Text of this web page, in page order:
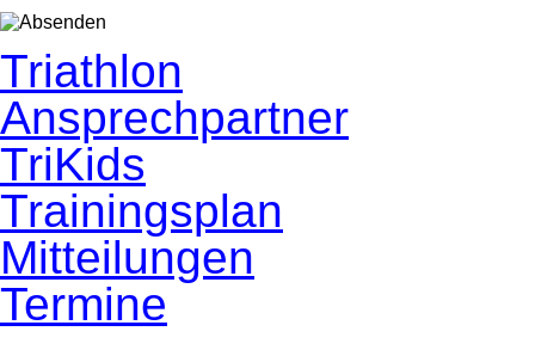
Navigation
überspringen
Triathlon
Ansprechpartner
TriKids
Trainingsplan
Mitteilungen
Termine